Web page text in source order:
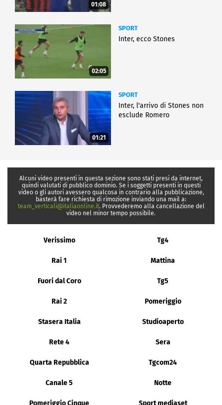
01:08
02:05
SPORT
Inter, ecco Stones
01:21
SPORT
Inter, l'arrivo di Stones non
esclude Romero
Alcuni video presenti in questa sezione sono stati presi da internet,
quindi valutati di pubblico dominio. Se i soggetti presenti in questi
video o gli autori avessero qualcosa in contrario alla pubblicazione,
basterà fare richiesta di rimozione inviando una mail a:
team_verticali@italiaonline.it. Provvederemo alla cancellazione del
video nel minor tempo possibile.
Verissimo Tg4
Rai 1 Mattina
Fuori dal Coro Tg5
Rai 2 Pomeriggio
Stasera Italia Studioaperto
Rete 4 Sera
Quarta Repubblica Tgcom24
Canale 5 Notte